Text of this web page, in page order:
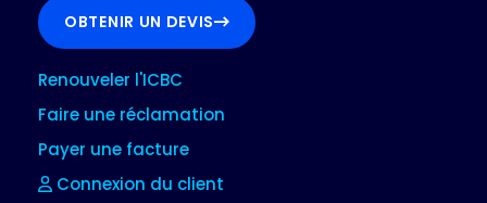
OBTENIR UN DEVIS
Renouveler l'ICBC
Faire une réclamation
Payer une facture
Connexion du client